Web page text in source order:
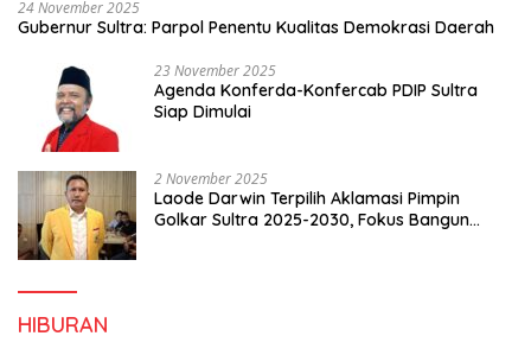
24 November 2025
Gubernur Sultra: Parpol Penentu Kualitas Demokrasi Daerah
23 November 2025
Agenda Konferda-Konfercab PDIP Sultra
Siap Dimulai
2 November 2025
Laode Darwin Terpilih Aklamasi Pimpin
Golkar Sultra 2025-2030, Fokus Bangun
HIBURAN